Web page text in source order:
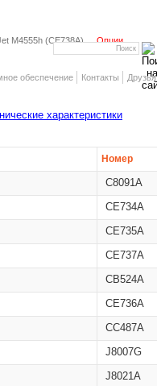
обеспечение Контакты Друзья
M4555h (CE738A) Опции
характеристики
Номер
C8091A
CE734A
CE735A
CE737A
CB524A
CE736A
CC487A
J8007G
J8021A